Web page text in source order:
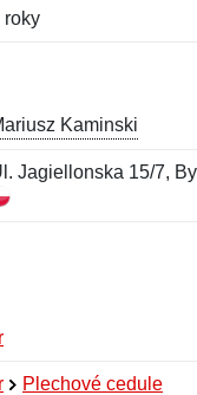
roky
Kaminski
Jagiellonska 15/7,
Plechové cedule